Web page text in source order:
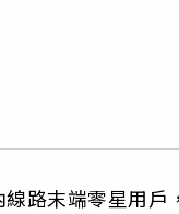
路末端零星用戶